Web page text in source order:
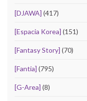
[DJAWA] (417)
[Espacia Korea] (151)
[Fantasy Story] (70)
[Fantia] (795)
[G-Area] (8)